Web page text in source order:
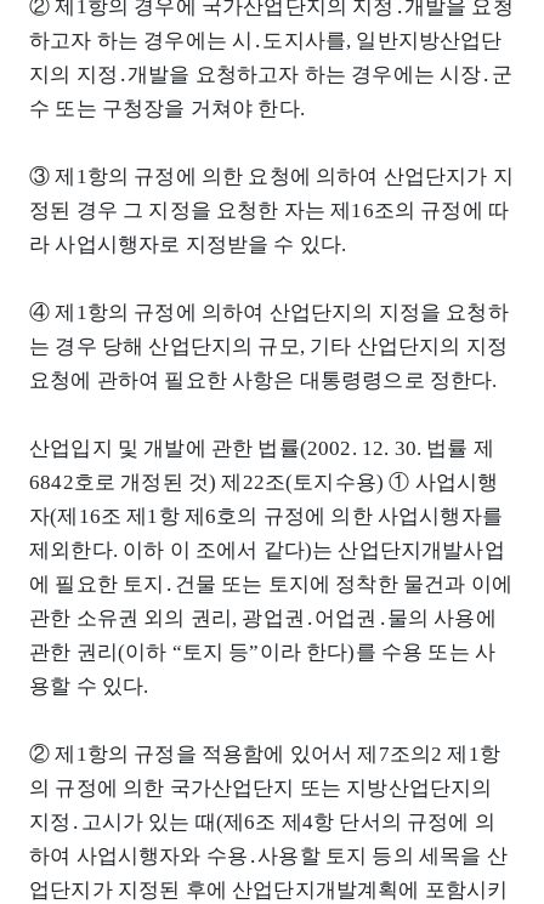
② 제1항의 경우에 국가산업단지의 지정․개발을 요청
하고자 하는 경우에는 시․도지사를, 일반지방산업단
지의 지정․개발을 요청하고자 하는 경우에는 시장․군
수 또는 구청장을 거쳐야 한다.
③ 제1항의 규정에 의한 요청에 의하여 산업단지가 지
정된 경우 그 지정을 요청한 자는 제16조의 규정에 따
라 사업시행자로 지정받을 수 있다.
④ 제1항의 규정에 의하여 산업단지의 지정을 요청하
는 경우 당해 산업단지의 규모, 기타 산업단지의 지정
요청에 관하여 필요한 사항은 대통령령으로 정한다.
산업입지 및 개발에 관한 법률(2002. 12. 30. 법률 제
6842호로 개정된 것) 제22조(토지수용) ① 사업시행
자(제16조 제1항 제6호의 규정에 의한 사업시행자를
제외한다. 이하 이 조에서 같다)는 산업단지개발사업
에 필요한 토지․건물 또는 토지에 정착한 물건과 이에
관한 소유권 외의 권리, 광업권․어업권․물의 사용에
관한 권리(이하 “토지 등”이라 한다)를 수용 또는 사
용할 수 있다.
② 제1항의 규정을 적용함에 있어서 제7조의2 제1항
의 규정에 의한 국가산업단지 또는 지방산업단지의
지정․고시가 있는 때(제6조 제4항 단서의 규정에 의
하여 사업시행자와 수용․사용할 토지 등의 세목을 산
업단지가 지정된 후에 산업단지개발계획에 포함시키